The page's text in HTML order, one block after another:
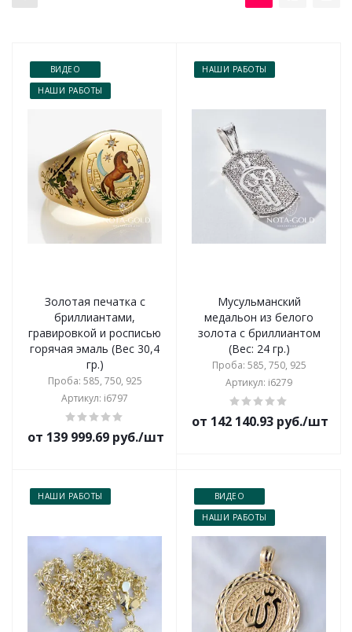
ВИДЕО
НАШИ РАБОТЫ
Золотая печатка с
бриллиантами,
гравировкой и росписью
горячая эмаль (Вес 30,4
гр.)
Проба: 585, 750, 925
Артикул: i6797
от 139 999.69 руб./шт
НАШИ РАБОТЫ
Мусульманский
медальон из белого
золота с бриллиантом
(Вес: 24 гр.)
Проба: 585, 750, 925
Артикул: i6279
от 142 140.93 руб./шт
НАШИ РАБОТЫ
ВИДЕО
НАШИ РАБОТЫ